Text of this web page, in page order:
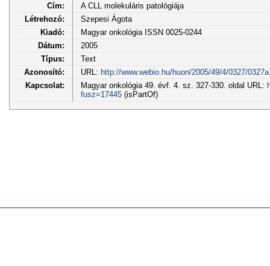
Cím:
A CLL molekuláris patológiája
Létrehozó:
Szepesi Ágota
Kiadó:
Magyar onkológia ISSN 0025-0244
Dátum:
2005
Típus:
Text
Azonosító:
URL: http://www.webio.hu/huon/2005/49/4/0327/
Kapcsolat:
Magyar onkológia 49. évf. 4. sz. 327-330. oldal URL:
fusz=17445(isPartOf)